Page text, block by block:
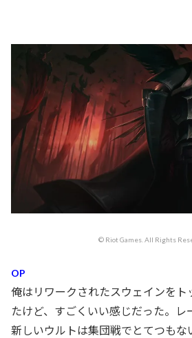
© Riot Games. All Rights
OP
俺はリワークされたスウェインをト
たけど、すごくいい感じだった。レ
新しいウルトは集団戦でとてつもな